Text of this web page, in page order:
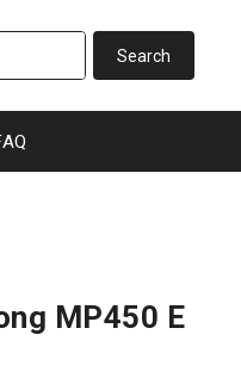
MP450 E